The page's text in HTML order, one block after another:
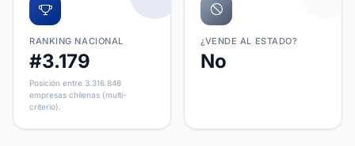
RANKING NACIONAL
#3.179
Posición entre 3.316.848
empresas chilenas (multi-
criterio).
¿VENDE AL ESTADO?
No